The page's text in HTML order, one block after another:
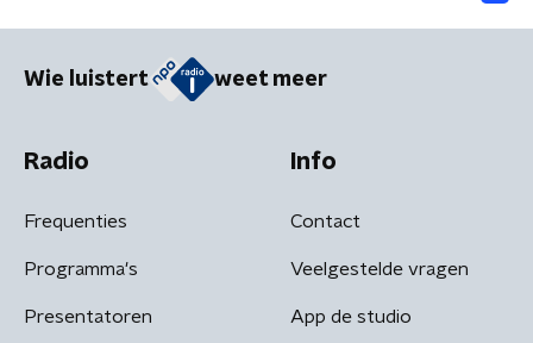
Wie luistert weet meer
Radio
Frequenties
Programma's
Presentatoren
Info
Contact
Veelgestelde vragen
App de studio